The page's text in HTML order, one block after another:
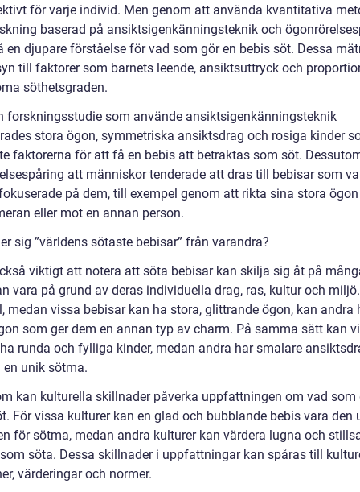
för varje individ. Men genom att använda kvantitativa
baserad på ansiktsigenkänningsteknik och
en djupare förståelse för vad som gör en bebis söt. Dessa
till faktorer som barnets leende, ansiktsuttryck och
söthetsgraden.
forskningsstudie som använde ansiktsigenkänningsteknik
stora ögon, symmetriska ansiktsdrag och rosiga kinder
faktorerna för att få en bebis att betraktas som söt.
att människor tenderade att dras till bebisar som
på dem, till exempel genom att rikta sina stora
eller mot en annan person.
sig ”världens sötaste bebisar” från varandra?
viktigt att notera att söta bebisar kan skilja sig åt på
vara på grund av deras individuella drag, ras, kultur och
medan vissa bebisar kan ha stora, glittrande ögon, kan andra
som ger dem en annan typ av charm. På samma sätt kan
runda och fylliga kinder, medan andra har smalare
en unik sötma.
kan kulturella skillnader påverka uppfattningen om vad som
För vissa kulturer kan en glad och bubblande bebis vara den
för sötma, medan andra kulturer kan värdera lugna och
söta. Dessa skillnader i uppfattningar kan spåras till
värderingar och normer.